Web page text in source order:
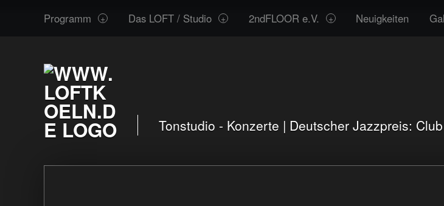
siteProgramm Das LOFT / Studio 2ndFLOOR e.V. Neuigkeiten
Tonstudio - Konzerte | Deutscher Jazzpreis: